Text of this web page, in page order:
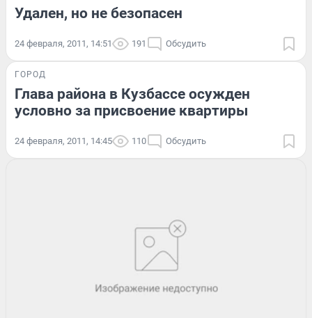
Удален, но не безопасен
24 февраля, 2011, 14:51 191 Обсудить
ГОРОД
Глава района в Кузбассе осужден
условно за присвоение квартиры
24 февраля, 2011, 14:45 110 Обсудить